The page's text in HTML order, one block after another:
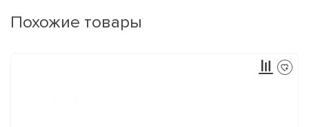
Похожие товары